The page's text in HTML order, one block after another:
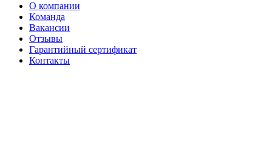
О компании
Команда
Вакансии
Отзывы
Гарантийный сертификат
Контакты